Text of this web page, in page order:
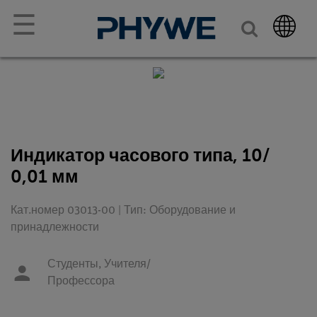
☰
Индикатор часового типа, 10/
0,01 мм
Кат.номер 03013-00 | Тип: Оборудование и
принадлежности
Студенты, Учителя/
Профессора